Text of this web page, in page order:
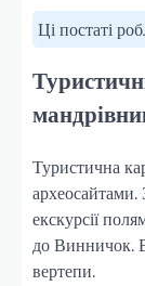
Ці постаті
Туристична
археосайтами.
екскурсії
до Винничок.
вертепи.